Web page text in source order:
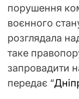
порушення
воєнного
розглядала
таке
запровадити
передає “